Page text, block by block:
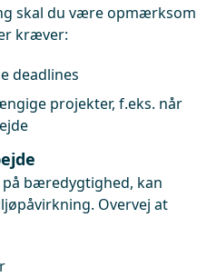
skal du være opmærksom
kræver:
deadlines
projekter, f.eks. når
bæredygtighed, kan
Overvej at